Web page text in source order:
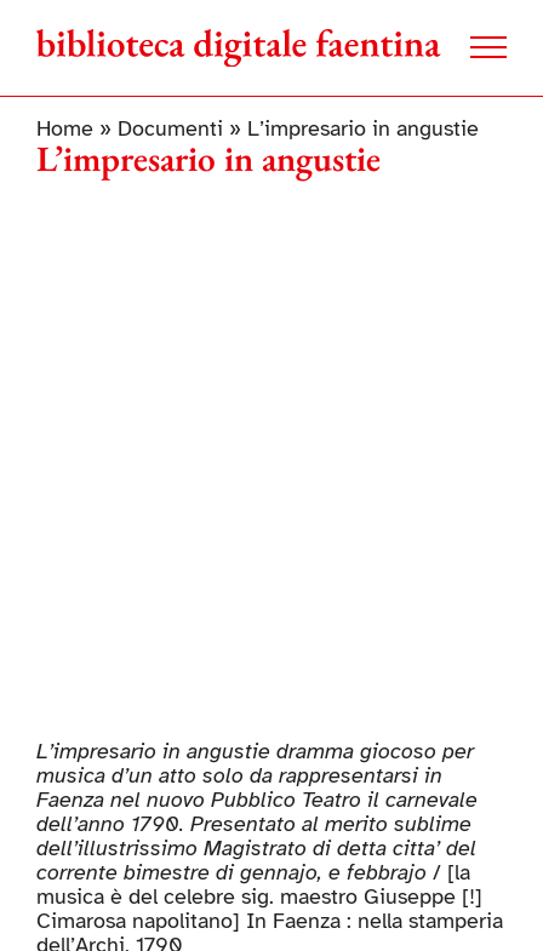
contenuto
Home» Documenti » L’impresario in angustie
L’impresario in angustie
L’impresario in angustie dramma giocoso per
musica d’un atto solo da rappresentarsi in
Faenza nel nuovo Pubblico Teatro il carnevale
dell’anno 1790. Presentato al merito sublime
dell’illustrissimo Magistrato di detta citta’ del
corrente bimestre di gennajo, e febbrajo / [la
musica è del celebre sig. maestro Giuseppe [!]
Cimarosa napolitano] In Faenza : nella stamperia
dell’Archi, 1790